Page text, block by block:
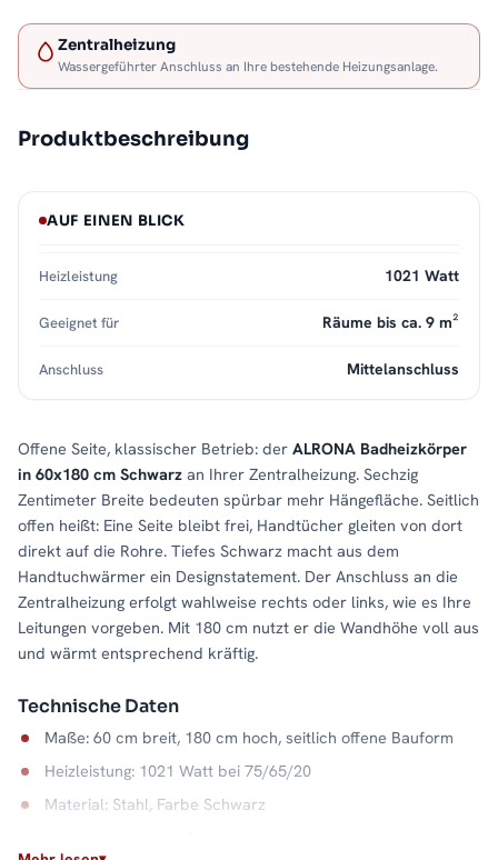
Zentralheizung
Wassergeführter Anschluss an Ihre bestehende Heizungsanlage.
Produktbeschreibung
Offene Seite, klassischer Betrieb: der ALRONA Badheizkörper
in 60x180 cm Schwarz an Ihrer Zentralheizung. Sechzig
Zentimeter Breite bedeuten spürbar mehr Hängefläche. Seitlich
offen heißt: Eine Seite bleibt frei, Handtücher gleiten von dort
direkt auf die Rohre. Tiefes Schwarz macht aus dem
Handtuchwärmer ein Designstatement. Der Anschluss an die
Zentralheizung erfolgt wahlweise rechts oder links, wie es Ihre
Leitungen vorgeben. Mit 180 cm nutzt er die Wandhöhe voll aus
und wärmt entsprechend kräftig.
Technische Daten
Maße: 60 cm breit, 180 cm hoch, seitlich offene Bauform
Heizleistung: 1021 Watt bei 75/65/20
Material: Stahl, Farbe Schwarz
AUF EINEN BLICK
Heizleistung 1021 Watt
Geeignet für Räume bis ca. 9 m²
Anschluss Mittelanschluss